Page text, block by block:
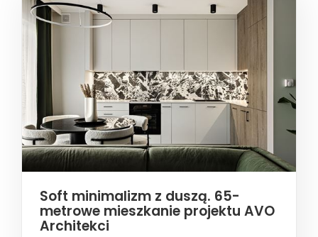
Soft minimalizm z duszą. 65-
metrowe mieszkanie projektu AVO
Architekci